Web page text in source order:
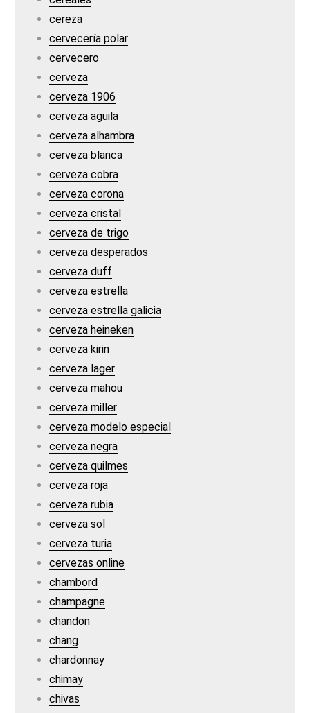
cereza
cervecería polar
cervecero
cerveza
cerveza 1906
cerveza aguila
cerveza alhambra
cerveza blanca
cerveza cobra
cerveza corona
cerveza cristal
cerveza de trigo
cerveza desperados
cerveza duff
cerveza estrella
cerveza estrella galicia
cerveza heineken
cerveza kirin
cerveza lager
cerveza mahou
cerveza miller
cerveza modelo especial
cerveza negra
cerveza quilmes
cerveza roja
cerveza rubia
cerveza sol
cerveza turia
cervezas online
chambord
champagne
chandon
chang
chardonnay
chimay
chivas